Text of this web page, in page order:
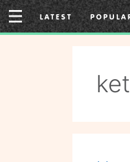
Skip
to
content
LATEST